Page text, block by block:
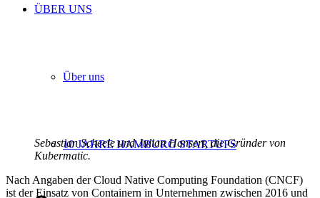
ÜBER UNS
Über uns
10 JAHRE HAMBURG STARTUPS
Sebastian Scheele und Julian Hansert, die Gründer von
Kubermatic.
Nach Angaben der Cloud Native Computing Foundation (CNCF)
ist der Einsatz von Containern in Unternehmen zwischen 2016 und